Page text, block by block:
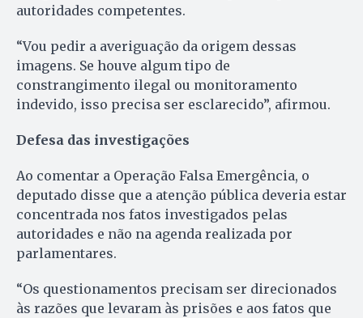
autoridades competentes.
“Vou pedir a averiguação da origem dessas
imagens. Se houve algum tipo de
constrangimento ilegal ou monitoramento
indevido, isso precisa ser esclarecido”, afirmou.
Defesa das investigações
Ao comentar a Operação Falsa Emergência, o
deputado disse que a atenção pública deveria estar
concentrada nos fatos investigados pelas
autoridades e não na agenda realizada por
parlamentares.
“Os questionamentos precisam ser direcionados
às razões que levaram às prisões e aos fatos que